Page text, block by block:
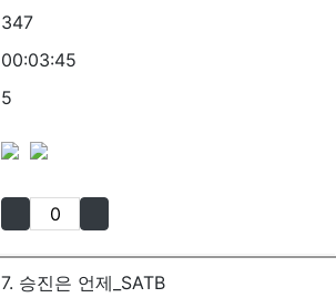
347
00:03:45
5
7. 승진은 언제_SATB